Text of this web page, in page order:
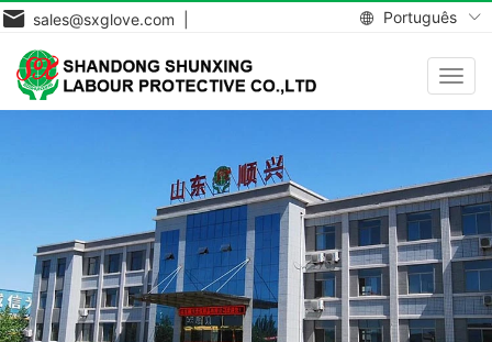
Português
sales@sxglove.com |